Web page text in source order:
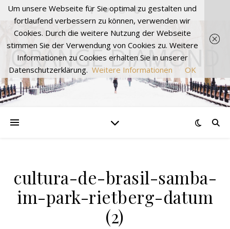
ORANGE DIAMOND
cultura-de-brasil-samba-
im-park-rietberg-datum
(2)
Um unsere Webseite für Sie optimal zu gestalten und
fortlaufend verbessern zu können, verwenden wir
Cookies. Durch die weitere Nutzung der Webseite
stimmen Sie der Verwendung von Cookies zu. Weitere
Informationen zu Cookies erhalten Sie in unserer
Datenschutzerklärung. Weitere Informationen OK